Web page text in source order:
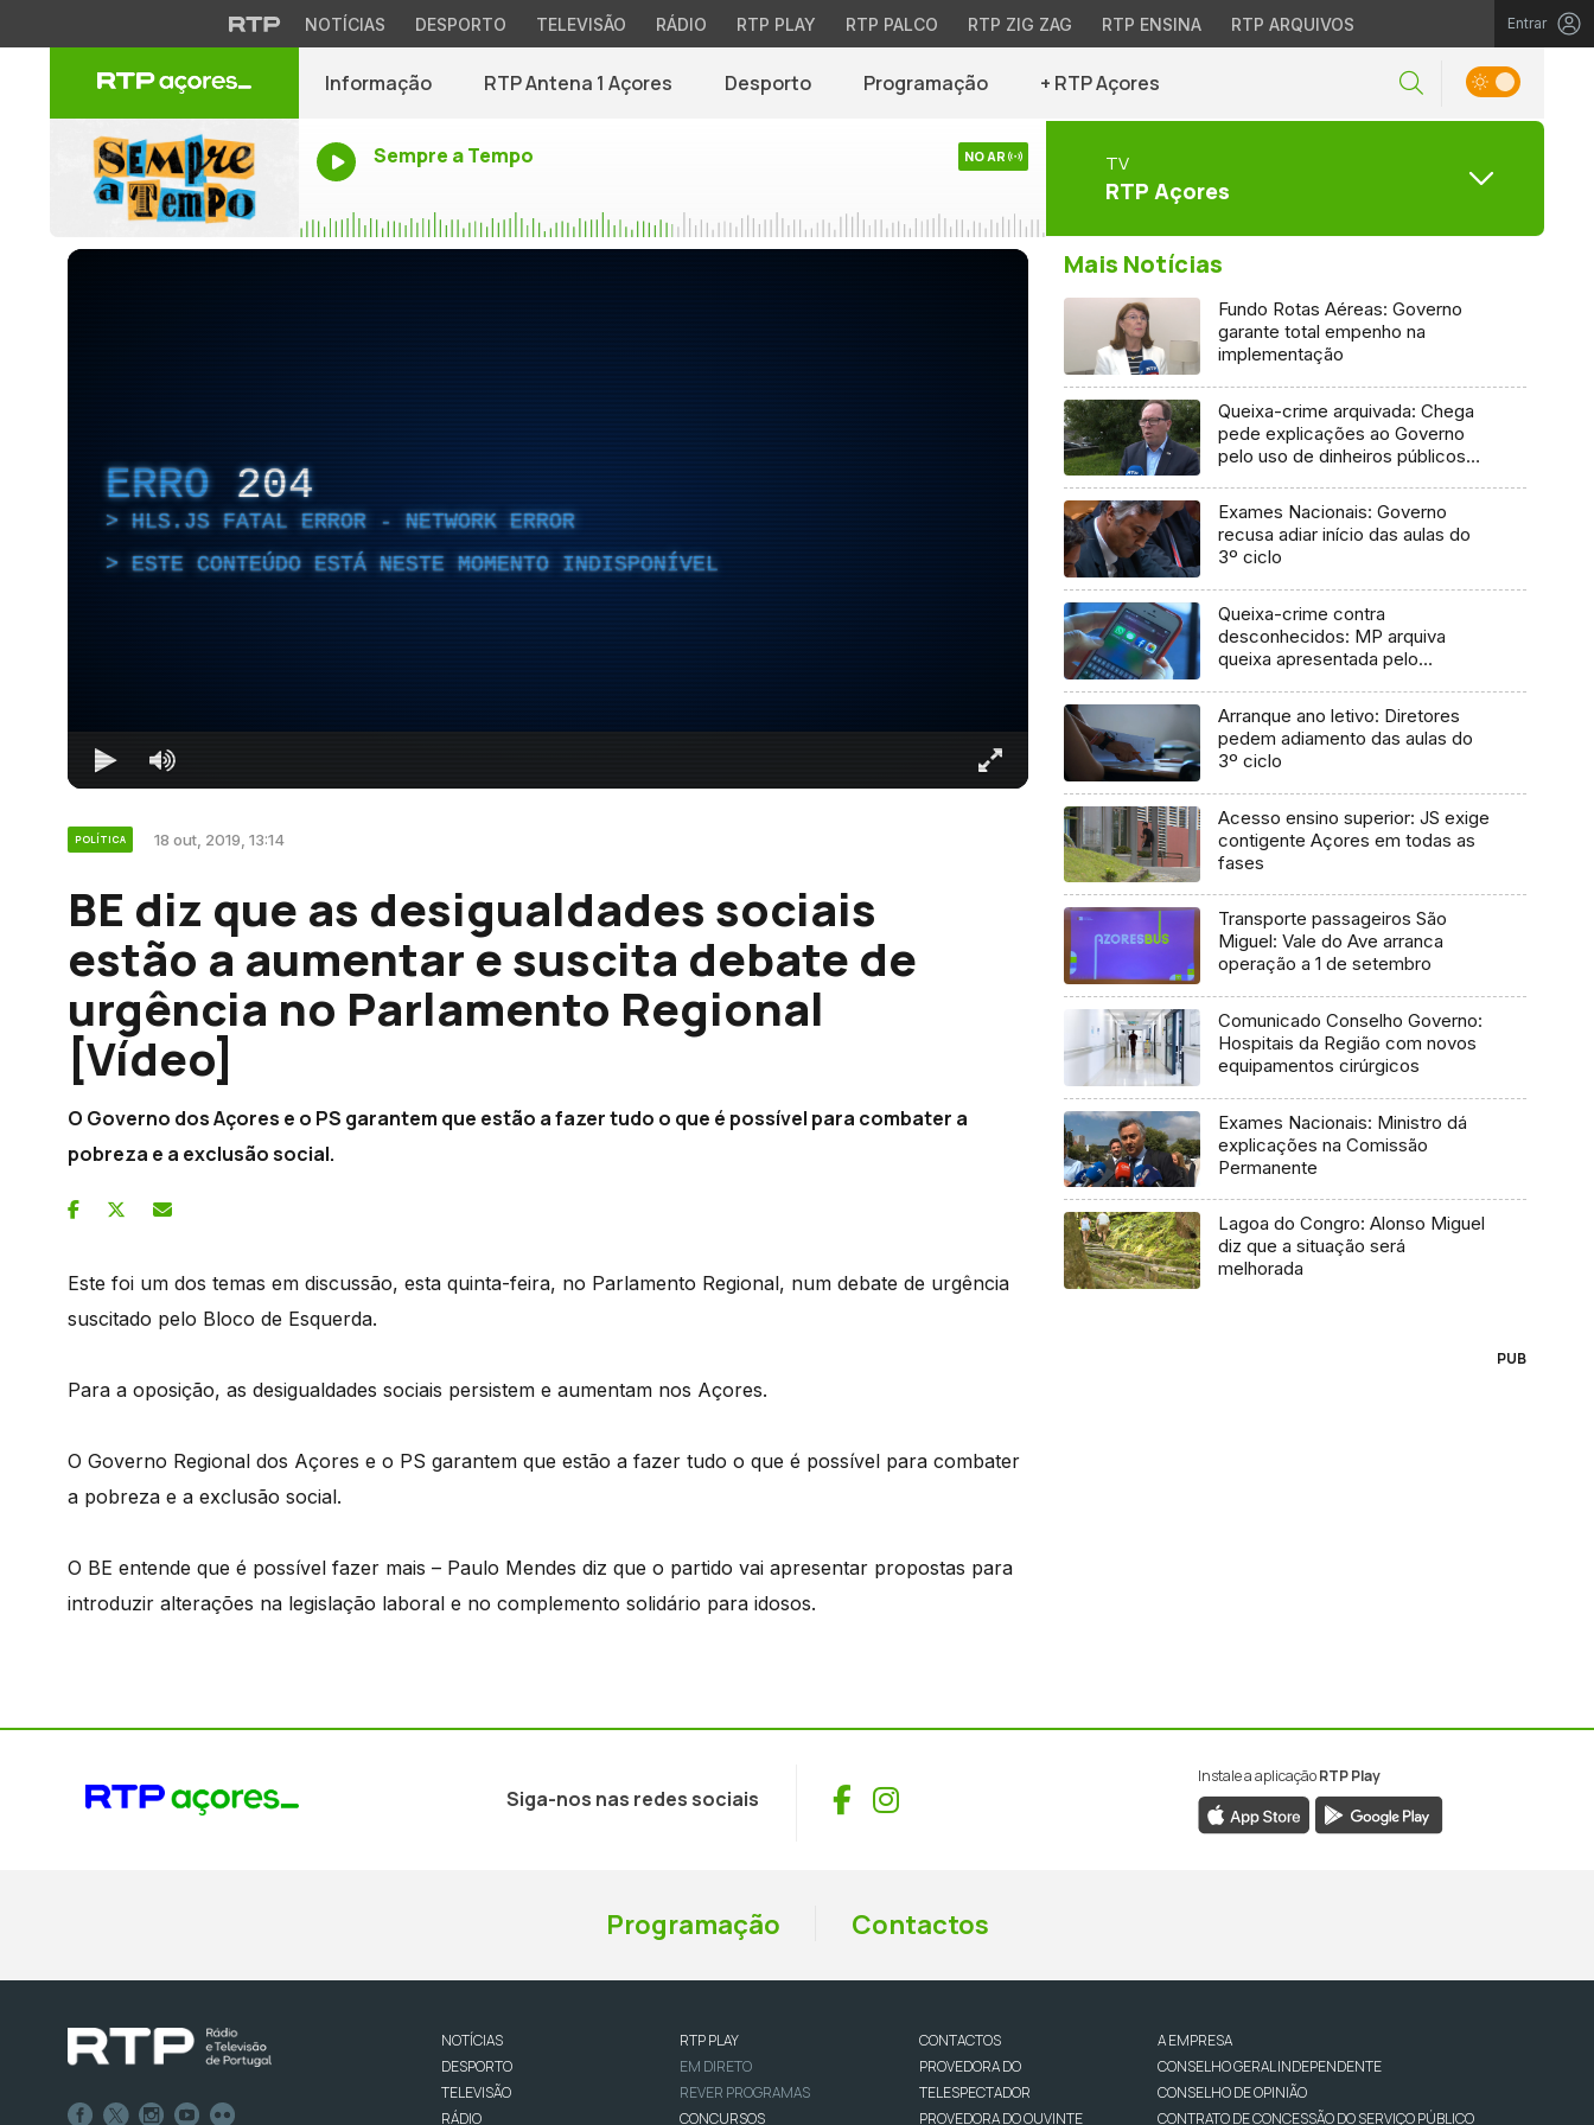
NOTÍCIAS DESPORTO TELEVISÃO RÁDIO RTP PLAY RTP PALCO RTP ZIG ZAG RTP ENSINA RTP ARQUIVOS Entrar
Informação RTP Antena 1 Açores Desporto Programação + RTP Açores
Sempre a Tempo NO AR TV
RTP Açores
ERRO 204
HLS.JS FATAL ERROR - NETWORK ERROR
ESTE CONTEÚDO ESTÁ NESTE MOMENTO INDISPONÍVEL
POLÍTICA 18 out, 2019, 13:14
BE diz que as desigualdades sociais
estão a aumentar e suscita debate de
urgência no Parlamento Regional
[Vídeo]
O Governo dos Açores e o PS garantem que estão a fazer tudo o que é possível para combater a
pobreza e a exclusão social.
Este foi um dos temas em discussão, esta quinta-feira, no Parlamento Regional, num debate de urgência
suscitado pelo Bloco de Esquerda.
Para a oposição, as desigualdades sociais persistem e aumentam nos Açores.
O Governo Regional dos Açores e o PS garantem que estão a fazer tudo o que é possível para combater
a pobreza e a exclusão social.
O BE entende que é possível fazer mais – Paulo Mendes diz que o partido vai apresentar propostas para
introduzir alterações na legislação laboral e no complemento solidário para idosos.
Mais Notícias
Fundo Rotas Aéreas: Governo
garante total empenho na
implementação
Queixa-crime arquivada: Chega
pede explicações ao Governo
pelo uso de dinheiros públicos
Exames Nacionais: Governo
recusa adiar início das aulas do
3º ciclo
Queixa-crime contra
desconhecidos: MP arquiva
queixa apresentada pelo
Arranque ano letivo: Diretores
pedem adiamento das aulas do
3º ciclo
Acesso ensino superior: JS exige
contigente Açores em todas as
fases
Transporte passageiros São
Miguel: Vale do Ave arranca
operação a 1 de setembro
Comunicado Conselho Governo:
Hospitais da Região com novos
equipamentos cirúrgicos
Exames Nacionais: Ministro dá
explicações na Comissão
Permanente
Lagoa do Congro: Alonso Miguel
diz que a situação será
melhorada
PUB
Siga-nos nas redes sociais Facebook
Instagram
Instale a aplicaçãoRTP Play
Programação Contactos
NOTÍCIAS
DESPORTO
TELEVISÃO
RÁDIO
RTP PLAY
EM DIRETO
REVER PROGRAMAS
CONCURSOS
CONTACTOS
PROVEDORA DO
TELESPECTADOR
PROVEDORA DO OUVINTE
A EMPRESA
CONSELHO GERAL INDEPENDENTE
CONSELHO DE OPINIÃO
CONTRATO DE CONCESSÃO DO SERVIÇO PÚBLICO